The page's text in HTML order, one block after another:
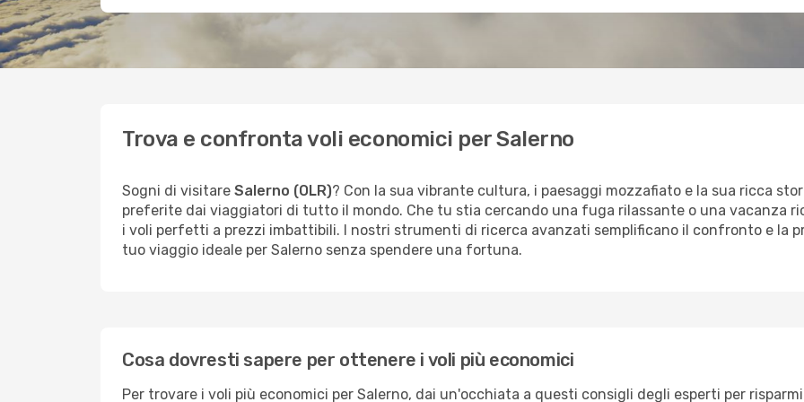
Trova e confronta voli economici per Salerno
Sogni di visitare Salerno (OLR)? Con la sua vibrante cultura, i paesaggi mozzafiato e la sua ricca
preferite dai viaggiatori di tutto il mondo. Che tu stia cercando una fuga rilassante o una vacanza
i voli perfetti a prezzi imbattibili. I nostri strumenti di ricerca avanzati semplificano il confronto e la
tuo viaggio ideale per Salerno senza spendere una fortuna.
Cosa dovresti sapere per ottenere i voli più economici
Per trovare i voli più economici per Salerno, dai un'occhiata a questi consigli degli esperti per